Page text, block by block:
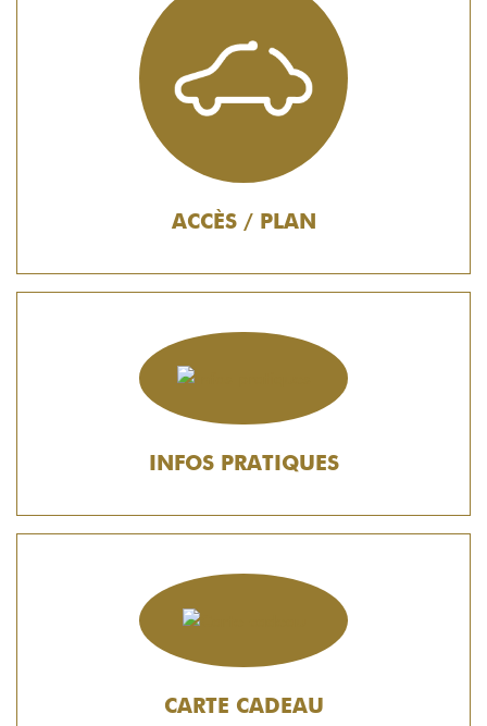
ACCÈS / PLAN
INFOS PRATIQUES
CARTE CADEAU